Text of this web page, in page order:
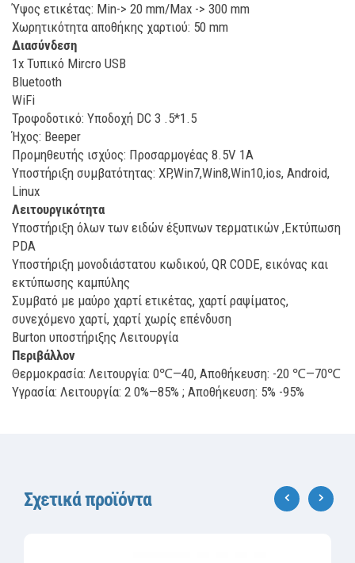
Ύψος ετικέτας: Min-> 20 mm/Max -> 300 mm
Χωρητικότητα αποθήκης χαρτιού: 50 mm
Διασύνδεση
1x Τυπικό Mircro USB
Bluetooth
WiFi
Τροφοδοτικό: Υποδοχή DC 3 .5*1.5
Ήχος: Beeper
Προμηθευτής ισχύος: Προσαρμογέας 8.5V 1A
Υποστήριξη συμβατότητας: XP,Win7,Win8,Win10,ios, Android,
Linux
Λειτουργικότητα
Υποστήριξη όλων των ειδών έξυπνων τερματικών ,Εκτύπωση
PDA
Υποστήριξη μονοδιάστατου κωδικού, QR CODE, εικόνας και
εκτύπωσης καμπύλης
Συμβατό με μαύρο χαρτί ετικέτας, χαρτί ραψίματος,
συνεχόμενο χαρτί, χαρτί χωρίς επένδυση
Burton υποστήριξης Λειτουργία
Περιβάλλον
Θερμοκρασία: Λειτουργία: 0℃—40, Αποθήκευση: -20 ℃—70℃
Υγρασία: Λειτουργία: 2 0%—85% ; Αποθήκευση: 5% -95%
Σχετικά προϊόντα